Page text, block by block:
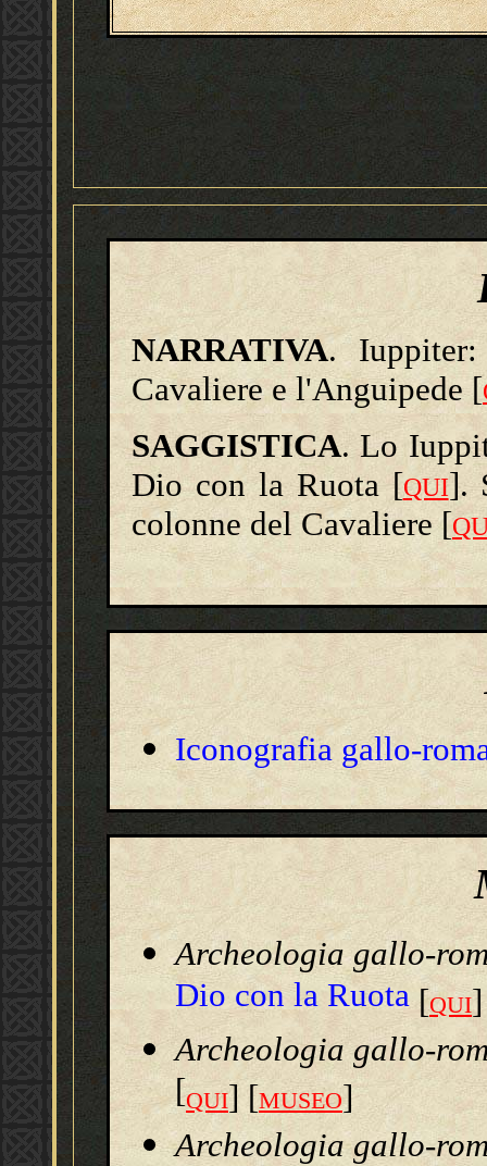
NARRATIVA.
Cavaliere e l'Anguipede [
SAGGISTICA. Lo
Dio con la Ruota [QUI].
colonne del Cavaliere [
Iconografia gallo-
Archeologia gallo-
Dio con la Ruota[QUI
Archeologia gallo-
[QUI] [MUSEO]
Archeologia gallo-